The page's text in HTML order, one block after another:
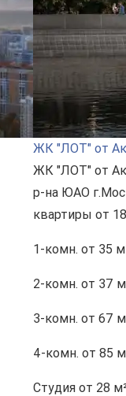
ЖК "ЛОТ" от
ЖК "ЛОТ" от
р-на ЮАО
квартиры от
1-комн. от 35
2-комн. от 37
3-комн. от 67
4-комн. от 85
Студия от 28